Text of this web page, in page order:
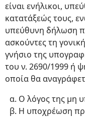
είναι ενήλικοι,
κατατάξεώς τους,
υπεύθυνη δήλωση
ασκούντες τη
γνήσιο της
του ν. 2690/1999 ή
οποία θα
Ο λόγος της μη
Η υποχρέωση